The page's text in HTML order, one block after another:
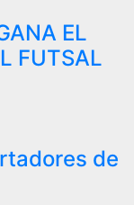
EL
FUTSAL
de